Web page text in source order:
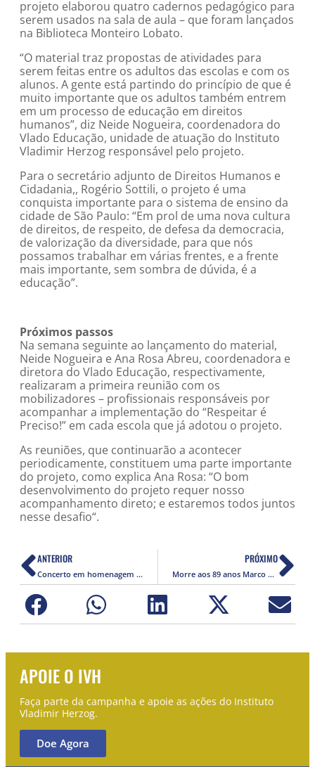
projeto elaborou quatro cadernos pedagógico para
serem usados na sala de aula – que foram lançados
na Biblioteca Monteiro Lobato.
“O material traz propostas de atividades para
serem feitas entre os adultos das escolas e com os
alunos. A gente está partindo do princípio de que é
muito importante que os adultos também entrem
em um processo de educação em direitos
humanos”, diz Neide Nogueira, coordenadora do
Vlado Educação, unidade de atuação do Instituto
Vladimir Herzog responsável pelo projeto.
Para o secretário adjunto de Direitos Humanos e
Cidadania,, Rogério Sottili, o projeto é uma
conquista importante para o sistema de ensino da
cidade de São Paulo: “Em prol de uma nova cultura
de direitos, de respeito, de defesa da democracia,
de valorização da diversidade, para que nós
possamos trabalhar em várias frentes, e a frente
mais importante, sem sombra de dúvida, é a
educação”.
Próximos passos
Na semana seguinte ao lançamento do material,
Neide Nogueira e Ana Rosa Abreu, coordenadora e
diretora do Vlado Educação, respectivamente,
realizaram a primeira reunião com os
mobilizadores – profissionais responsáveis por
acompanhar a implementação do “Respeitar é
Preciso!” em cada escola que já adotou o projeto.
As reuniões, que continuarão a acontecer
periodicamente, constituem uma parte importante
do projeto, como explica Ana Rosa: “O bom
desenvolvimento do projeto requer nosso
acompanhamento direto; e estaremos todos juntos
nesse desafio“.
ANTERIOR
Concerto em homenagem a Vladimir Herzog
PRÓXIMO
Morre aos 89 anos Marco Antônio Tavares Coelho
APOIE O IVH
Faça parte da campanha e apoie as ações do Instituto
Vladimir Herzog.
Doe Agora